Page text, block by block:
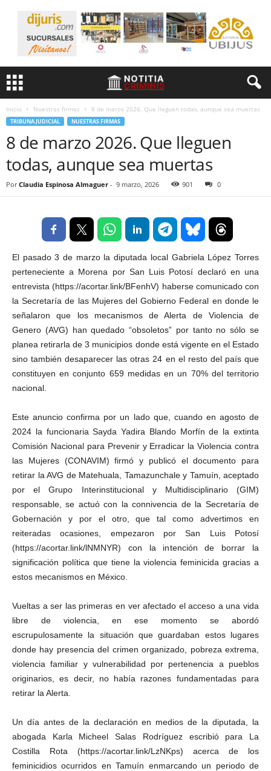
Inicio Nuestras firmas 8 de marzo 2026. Que lleguen todas, aunque sea muertas
TRIBUNA JUDICIAL NUESTRAS FIRMAS
8 de marzo 2026. Que lleguen
todas, aunque sea muertas
Por Claudia Espinosa Almaguer - 9 marzo, 2026 901 0
El pasado 3 de marzo la diputada local Gabriela López Torres
perteneciente a Morena por San Luis Potosí declaró en una
entrevista (https://acortar.link/BFenhV) haberse comunicado con
la Secretaría de las Mujeres del Gobierno Federal en donde le
señalaron que los mecanismos de Alerta de Violencia de
Genero (AVG) han quedado “obsoletos” por tanto no sólo se
planea retirarla de 3 municipios donde está vigente en el Estado
sino también desaparecer las otras 24 en el resto del país que
constituyen en conjunto 659 medidas en un 70% del territorio
nacional.
Este anuncio confirma por un lado que, cuando en agosto de
2024 la funcionaria Sayda Yadira Blando Morfín de la extinta
Comisión Nacional para Prevenir y Erradicar la Violencia contra
las Mujeres (CONAVIM) firmó y publicó el documento para
retirar la AVG de Matehuala, Tamazunchale y Tamuín, aceptado
por el Grupo Interinstitucional y Multidisciplinario (GIM)
responsable, se actuó con la connivencia de la Secretaría de
Gobernación y por el otro, que tal como advertimos en
reiteradas ocasiones, empezaron por San Luis Potosí
(https://acortar.link/lNMNYR) con la intención de borrar la
significación política que tiene la violencia feminicida gracias a
estos mecanismos en México.
Vueltas a ser las primeras en ver afectado el acceso a una vida
libre de violencia, en ese momento se abordó
escrupulosamente la situación que guardaban estos lugares
donde hay presencia del crimen organizado, pobreza extrema,
violencia familiar y vulnerabilidad por pertenencia a pueblos
originarios, es decir, no había razones fundamentadas para
retirar la Alerta.
Un día antes de la declaración en medios de la diputada, la
abogada Karla Micheel Salas Rodríguez escribió para La
Costilla Rota (https://acortar.link/LzNKps) acerca de los
feminicidios ocurridos en Tamuín enmarcando un periodo de